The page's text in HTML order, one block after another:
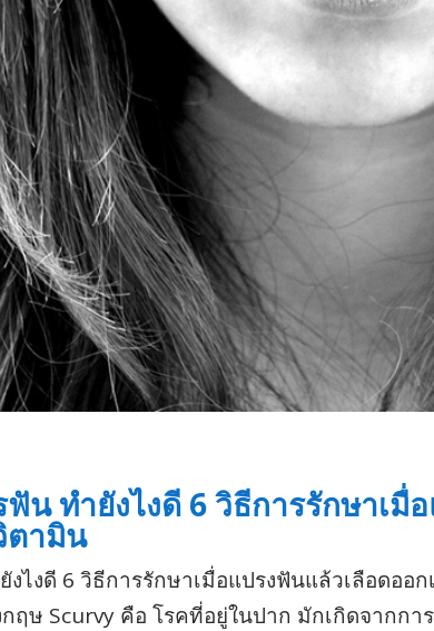
น ทำยังไงดี 6 วิธีการรักษาเมื่
ตามิน
ไงดี 6 วิธีการรักษาเมื่อแปรงฟันแล้วเลือดออ
ฤษ Scurvy คือ โรคที่อยู่ในปาก มักเกิดจากก